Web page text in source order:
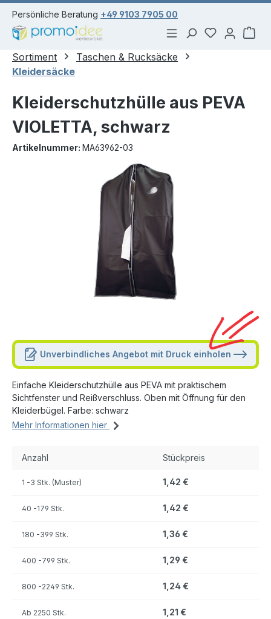
springen
Persönliche Beratung +49 9103 7905 00
Du hast 0
Sortiment
Taschen & Rucksäcke
Kleidersäcke
Kleiderschutzhülle aus PEVA
VIOLETTA, schwarz
Artikelnummer: MA63962-03
Unverbindliches Angebot mit Druck einholen
Einfache Kleiderschutzhülle aus PEVA mit praktischem
Sichtfenster und Reißverschluss. Oben mit Öffnung für den
Kleiderbügel. Farbe: schwarz
Mehr Informationen hier
Anzahl Stückpreis
1 -3 Stk. (Muster) 1,42 €
40 -179 Stk. 1,42 €
180 -399 Stk. 1,36 €
400 -799 Stk. 1,29 €
800 -2249 Stk. 1,24 €
Ab 2250 Stk. 1,21 €